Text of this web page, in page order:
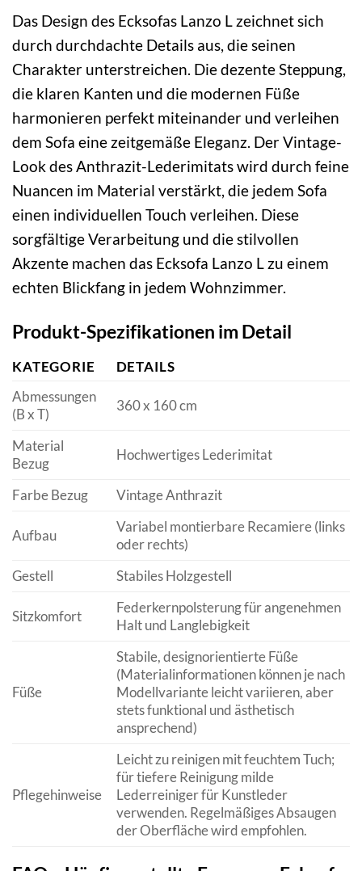
Das Design des Ecksofas Lanzo L zeichnet sich
durch durchdachte Details aus, die seinen
Charakter unterstreichen. Die dezente Steppung,
die klaren Kanten und die modernen Füße
harmonieren perfekt miteinander und verleihen
dem Sofa eine zeitgemäße Eleganz. Der Vintage-
Look des Anthrazit-Lederimitats wird durch feine
Nuancen im Material verstärkt, die jedem Sofa
einen individuellen Touch verleihen. Diese
sorgfältige Verarbeitung und die stilvollen
Akzente machen das Ecksofa Lanzo L zu einem
echten Blickfang in jedem Wohnzimmer.
Produkt-Spezifikationen im Detail
KATEGORIE
DETAILS
Abmessungen
(B x T)
360 x 160 cm
Material
Bezug
Hochwertiges Lederimitat
Farbe Bezug Vintage Anthrazit
Aufbau
Variabel montierbare Recamiere (links
oder rechts)
Gestell
Stabiles Holzgestell
Sitzkomfort
Federkernpolsterung für angenehmen
Halt und Langlebigkeit
Füße
Stabile, designorientierte Füße
(Materialinformationen können je nach
Modellvariante leicht variieren, aber
stets funktional und ästhetisch
ansprechend)
Pflegehinweise
Leicht zu reinigen mit feuchtem Tuch;
für tiefere Reinigung milde
Lederreiniger für Kunstleder
verwenden. Regelmäßiges Absaugen
der Oberfläche wird empfohlen.